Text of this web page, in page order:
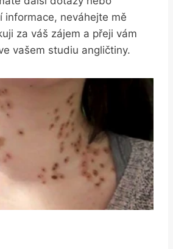
informace, neváhejte mě
za váš zájem a přeji vám
vašem studiu angličtiny.